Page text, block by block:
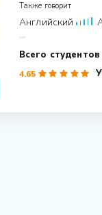
Также говорит
Английский
4.65